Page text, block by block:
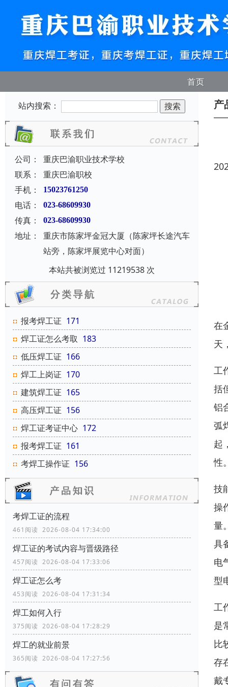
首页
站内搜索：
公司：
重庆巴渝职业技术学校
联系：
重庆巴渝职校
手机：
15023761250
电话： 023-68609930
传真： 023-68609930
地址：
重庆市陈家坪金冠大厦（陈家坪长途汽车
站旁，陈家坪展览中心对面）
本站共被浏览过 11219538 次
报考焊工证 171
焊工证怎么考取 183
低压焊工证 166
焊工上岗证 170
建筑焊工证 165
高压焊工证 156
焊工证考证中心 172
报考焊工证 161
考焊工操作证 156
考焊工证的流程
461阅读 2026-08-04 17:34:00
焊工证的考试内容与晋级路径
457阅读 2026-08-04 17:33:06
焊工证怎么考
453阅读 2026-08-04 17:31:34
焊工如何入行
375阅读 2026-08-04 17:28:29
焊工的就业前景
365阅读 2026-08-04 17:27:56
产
在
天
工
括
铝
弧
起
性
技
操
量
具
电
型
工
是
比
存
戴